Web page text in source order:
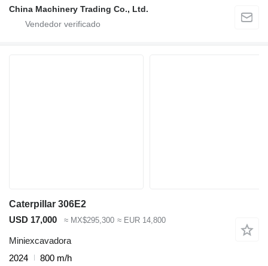
China Machinery Trading Co., Ltd.
Caterpillar 306E2
USD 17,000
≈ MX$295,300 ≈ EUR 14,800
Miniexcavadora
2024
800 m/h